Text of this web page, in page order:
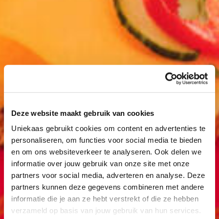
Deze website maakt gebruik van cookies
Uniekaas gebruikt cookies om content en advertenties te
personaliseren, om functies voor social media te bieden
en om ons websiteverkeer te analyseren. Ook delen we
informatie over jouw gebruik van onze site met onze
partners voor social media, adverteren en analyse. Deze
partners kunnen deze gegevens combineren met andere
informatie die je aan ze hebt verstrekt of die ze hebben
verzameld op basis van jouw gebruik van hun services.